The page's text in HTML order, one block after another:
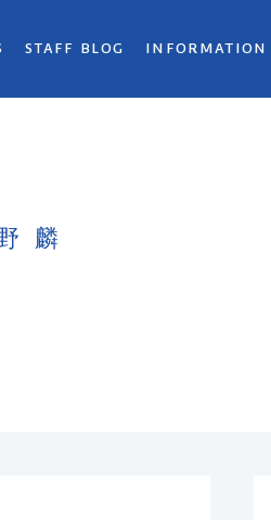
STAFF BLOG INFORMATION
麟